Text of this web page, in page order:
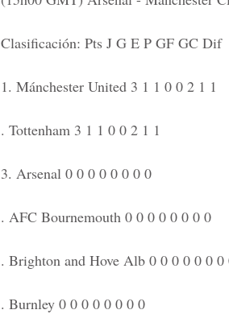
Clasificación: Pts J G E P GF GC Dif
1. Mánchester United 3 1 1 0 0 2 1 1
. Tottenham 3 1 1 0 0 2 1 1
3. Arsenal 0 0 0 0 0 0 0 0
. AFC Bournemouth 0 0 0 0 0 0 0 0
. Brighton and Hove Alb 0 0 0 0 0 0 0
. Burnley 0 0 0 0 0 0 0 0